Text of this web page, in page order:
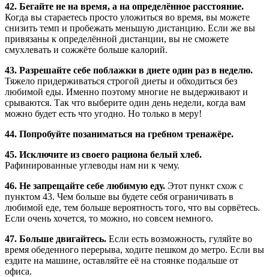
42. Бегайте не на время, а на определённое расстояние.
Когда вы стараетесь просто уложиться во время, вы можете
снизить темп и пробежать меньшую дистанцию. Если же вы
привязаны к определённой дистанции, вы не сможете
смухлевать и сожжёте больше калорий.
43. Разрешайте себе поблажки в диете один раз в неделю.
Тяжело придерживаться строгой диеты и обходиться без
любимой еды. Именно поэтому многие не выдерживают и
срываются. Так что выберите один день недели, когда вам
можно будет есть что угодно. Но только в меру!
44. Попробуйте позаниматься на гребном тренажёре.
45. Исключите из своего рациона белый хлеб.
Рафинированные углеводы нам ни к чему.
46. Не запрещайте себе любимую еду. Этот пункт схож с
пунктом 43. Чем больше вы будете себя ограничивать в
любимой еде, тем больше вероятность того, что вы сорвётесь.
Если очень хочется, то можно, но совсем немного.
47. Больше двигайтесь. Если есть возможность, гуляйте во
время обеденного перерыва, ходите пешком до метро. Если вы
ездите на машине, оставляйте её на стоянке подальше от
офиса.